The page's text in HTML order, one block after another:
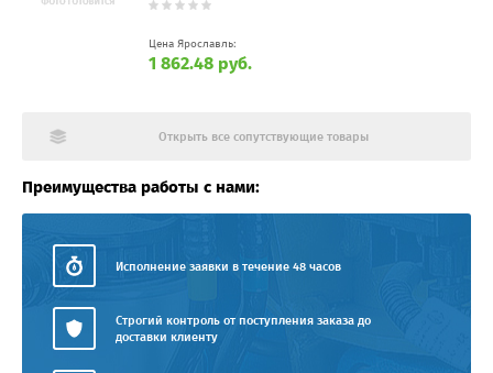
Цена Ярославль:
1 862.48 руб.
Открыть все сопутствующие товары
Преимущества работы с нами:
Исполнение заявки в течение 48 часов
Строгий контроль от поступления заказа до
доставки клиенту